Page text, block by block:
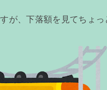
が、下落額を見てちょっ